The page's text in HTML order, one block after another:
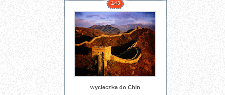
143
wycieczka do Chin